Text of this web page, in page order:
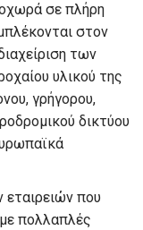
σε πλήρη
στον
των
υλικού της
γρήγορου,
δικτύου
εταιρειών που
πολλαπλές